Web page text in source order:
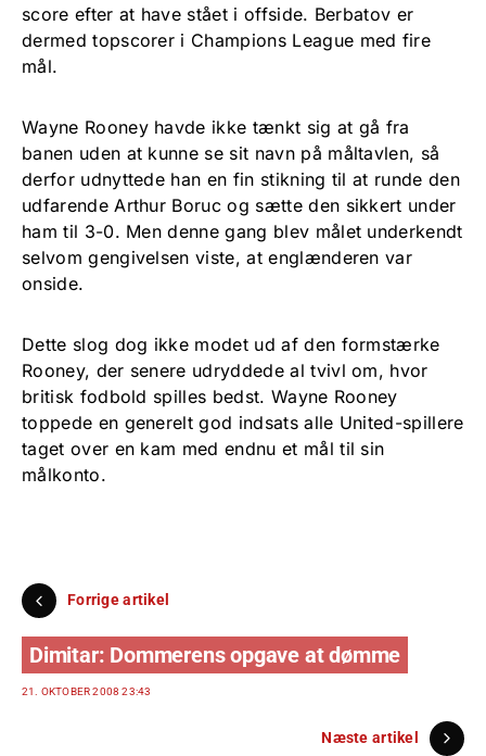
score efter at have stået i offside. Berbatov er
dermed topscorer i Champions League med fire
mål.
Wayne Rooney havde ikke tænkt sig at gå fra
banen uden at kunne se sit navn på måltavlen, så
derfor udnyttede han en fin stikning til at runde den
udfarende Arthur Boruc og sætte den sikkert under
ham til 3-0. Men denne gang blev målet underkendt
selvom gengivelsen viste, at englænderen var
onside.
Dette slog dog ikke modet ud af den formstærke
Rooney, der senere udryddede al tvivl om, hvor
britisk fodbold spilles bedst. Wayne Rooney
toppede en generelt god indsats alle United-spillere
taget over en kam med endnu et mål til sin
målkonto.
Forrige artikel
Dimitar: Dommerens opgave at dømme
21. OKTOBER 2008 23:43
Næste artikel